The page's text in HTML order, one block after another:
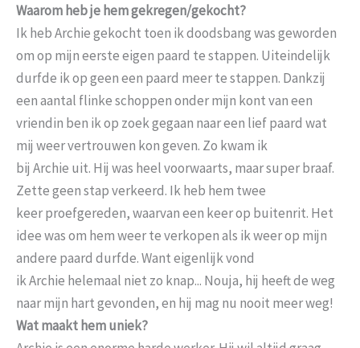
Waarom heb je hem gekregen/gekocht?
Ik heb Archie gekocht toen ik doodsbang was geworden
om op mijn eerste eigen paard te stappen. Uiteindelijk
durfde ik op geen een paard meer te stappen. Dankzij
een aantal flinke schoppen onder mijn kont van een
vriendin ben ik op zoek gegaan naar een lief paard wat
mij weer vertrouwen kon geven. Zo kwam ik
bij Archie uit. Hij was heel voorwaarts, maar super braaf.
Zette geen stap verkeerd. Ik heb hem twee
keer proefgereden, waarvan een keer op buitenrit. Het
idee was om hem weer te verkopen als ik weer op mijn
andere paard durfde. Want eigenlijk vond
ik Archie helemaal niet zo knap... Nouja, hij heeft de weg
naar mijn hart gevonden, en hij mag nu nooit meer weg!
Wat maakt hem uniek?